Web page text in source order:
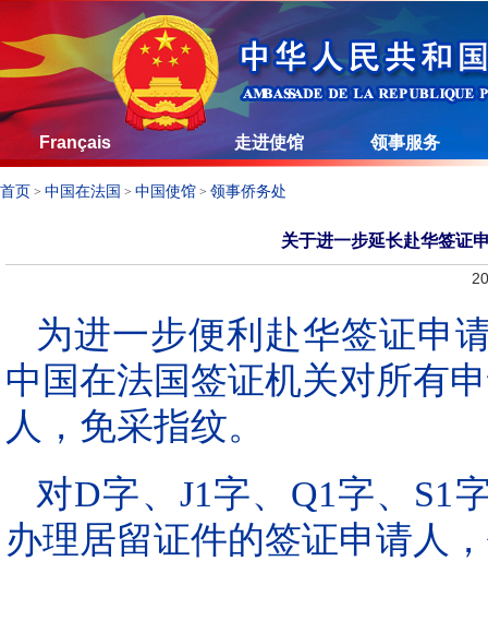
Français 走进使馆 领事服务
首页 > 中国在法国 > 中国使馆 > 领事侨务处
关于进一步延长赴华签证
为进一步便利赴华签证申
中国在法国签证机关对所有
人，免采指纹。
对D字、J1字、Q1字、S1
办理居留证件的签证申请人